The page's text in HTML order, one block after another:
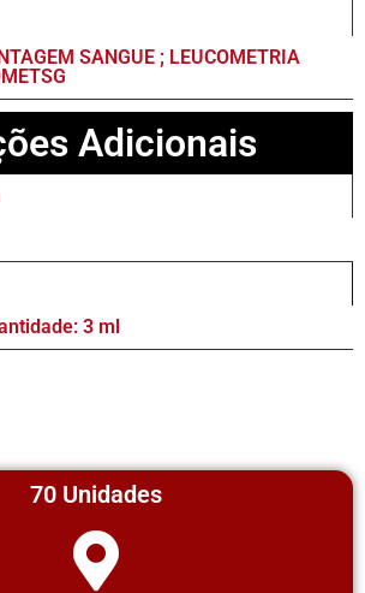
SANGUE ; LEUCOMETRIA
Adicionais
3 ml
70 Unidades